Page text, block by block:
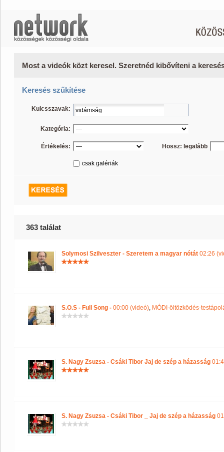
Most a videók közt keresel. Szeretnéd kibővíteni a
Keresés szűkítése
Kulcsszavak:
Kategória:
Értékelés: Hossz: legalább
csak galériák
363 találat
Solymosi Szilveszter - Szeretem a magyar nótát 02:26
S.O.S - Full Song - 00:00 (videó), MÓDI-öltözködés-
S. Nagy Zsuzsa - Csáki Tibor Jaj de szép a házasság
S. Nagy Zsuzsa - Csáki Tibor _ Jaj de szép a házasság